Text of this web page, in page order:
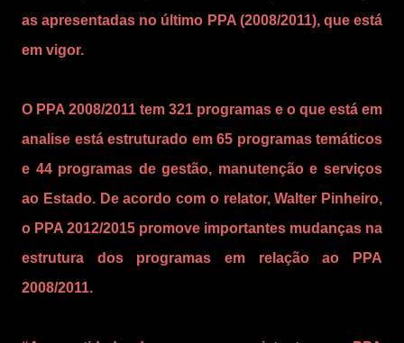
as apresentadas no último PPA (2008/2011), que está
em vigor.
O PPA 2008/2011 tem 321 programas e o que está em
analise está estruturado em 65 programas temáticos
e 44 programas de gestão, manutenção e serviços
ao Estado. De acordo com o relator, Walter Pinheiro,
o PPA 2012/2015 promove importantes mudanças na
estrutura dos programas em relação ao PPA
2008/2011.